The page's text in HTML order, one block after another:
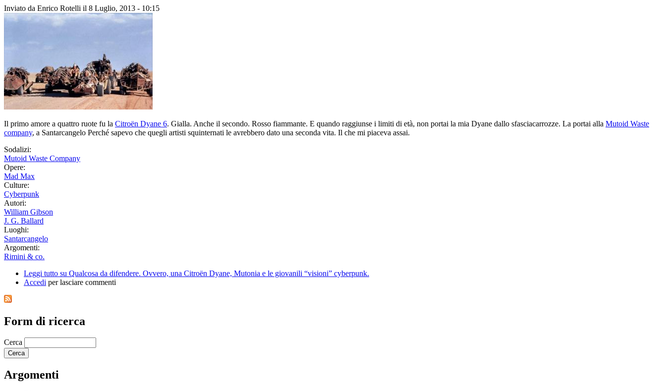
Inviato da Enrico Rotelli il 8 Luglio, 2013 - 10:15
Il primo amore a quattro ruote fu la Citroën Dyane 6. Gialla. Anche il secondo. Rosso fiammante. E quando raggiunse i limiti di età, non portai la mia Dyane dallo sfasciacarrozze. La portai alla Mutoid Waste
company, a Santarcangelo Perché sapevo che quegli artisti squinternati le avrebbero dato una seconda vita. Il che mi piaceva assai.
Sodalizi:
Mutoid Waste Company
Opere:
Mad Max
Culture:
Cyberpunk
Autori:
William Gibson
J. G. Ballard
Luoghi:
Santarcangelo
Argomenti:
Rimini & co.
Leggi tutto su Qualcosa da difendere. Ovvero, una Citroën Dyane, Mutonia e le giovanili “visioni” cyberpunk.
Accedi per lasciare commenti
Form di ricerca
Cerca
Argomenti